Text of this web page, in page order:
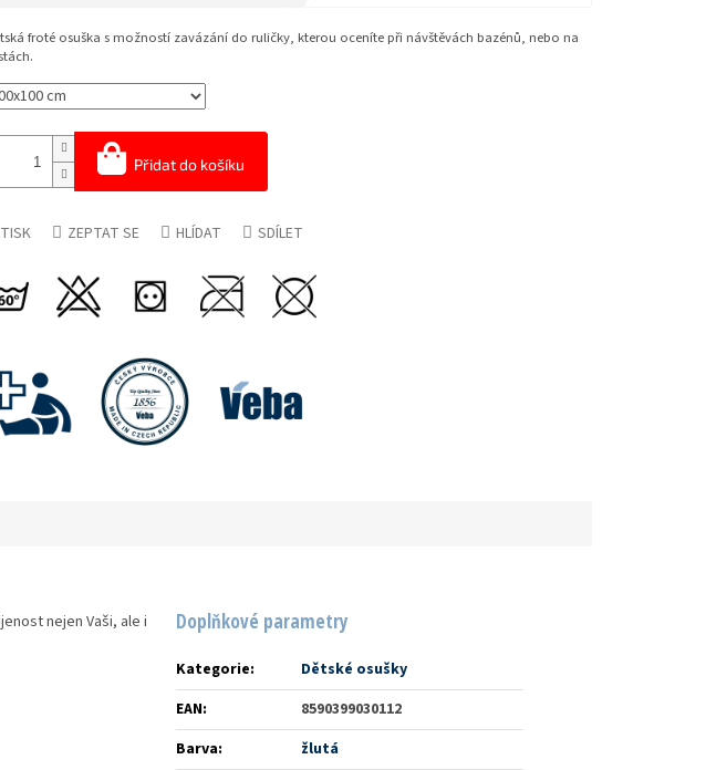
Přidat do košíku
froté osuška s možností zavázání do ruličky, kterou oceníte při návštěvách bazénů, nebo na
TISK ZEPTAT SE HLÍDAT SDÍLET
nejen Vaši, ale i
Doplňkové parametry
Kategorie:
Dětské osušky
EAN:
8590399030112
Barva:
žlutá